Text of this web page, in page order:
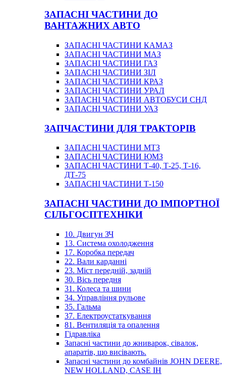
ЗАПАСНІ ЧАСТИНИ ДО
ВАНТАЖНИХ АВТО
ЗАПАСНІ ЧАСТИНИ КАМАЗ
ЗАПАСНІ ЧАСТИНИ МАЗ
ЗАПАСНІ ЧАСТИНИ ГАЗ
ЗАПАСНІ ЧАСТИНИ ЗІЛ
ЗАПАСНІ ЧАСТИНИ КРАЗ
ЗАПАСНІ ЧАСТИНИ УРАЛ
ЗАПАСНІ ЧАСТИНИ АВТОБУСИ СНД
ЗАПАСНІ ЧАСТИНИ УАЗ
ЗАПЧАСТИНИ ДЛЯ ТРАКТОРІВ
ЗАПАСНІ ЧАСТИНИ МТЗ
ЗАПАСНІ ЧАСТИНИ ЮМЗ
ЗАПАСНІ ЧАСТИНИ Т-40, Т-25, Т-16,
ДТ-75
ЗАПАСНІ ЧАСТИНИ Т-150
ЗАПАСНІ ЧАСТИНИ ДО ІМПОРТНОЇ
СІЛЬГОСПТЕХНІКИ
10. Двигун ЗЧ
13. Система охолодження
17. Коробка передач
22. Вали карданні
23. Міст передній, задній
30. Вісь передня
31. Колеса та шини
34. Управління рульове
35. Гальма
37. Електроустаткування
81. Вентиляція та опалення
Гідравліка
Запасні частини до жниварок, сівалок,
апаратів, що висівають.
Запасні частини до комбайнів JOHN DEERE,
NEW HOLLAND, CASE IH